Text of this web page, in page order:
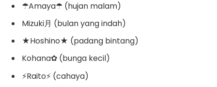
☂Amaya☂ (hujan malam)
Mizuki月 (bulan yang indah)
★Hoshino★ (padang bintang)
Kohana✿ (bunga kecil)
⚡Raito⚡ (cahaya)